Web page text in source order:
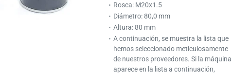
Rosca: M20x1.5
Diámetro: 80,0 mm
Altura: 80 mm
A continuación, se muestra la lista que
hemos seleccionado meticulosamente
de nuestros proveedores. Si la máquina
aparece en la lista a continuación,